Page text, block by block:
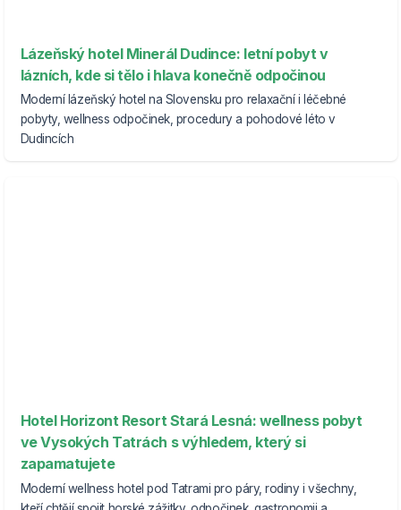
Lázeňský hotel Minerál Dudince: letní pobyt v
lázních, kde si tělo i hlava konečně odpočinou
Moderní lázeňský hotel na Slovensku pro relaxační i léčebné
pobyty, wellness odpočinek, procedury a pohodové léto v
Dudincích
Hotel Horizont Resort Stará Lesná: wellness pobyt
ve Vysokých Tatrách s výhledem, který si
zapamatujete
Moderní wellness hotel pod Tatrami pro páry, rodiny i všechny,